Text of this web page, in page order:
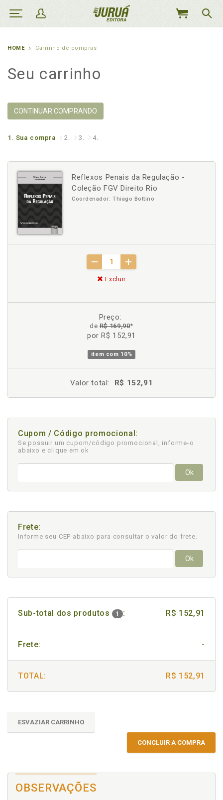
MEU
HOME Carrinho de compras
Seu carrinho
CONTINUAR COMPRANDO
1. Sua compra 2. 3. 4.
Reflexos Penais da Regulação -
Coleção FGV Direito Rio
Coordenador: Thiago Bottino
Excluir
Preço:
deR$ 169,90*
por R$ 152,91
item com 10%
Valor total: R$ 152,91
Cupom / Código promocional:
Se possuir um cupom/código promocional, informe-o
abaixo e clique em ok
Ok
Frete:
Informe seu CEP abaixo para consultar o valor do frete.
Ok
Sub-total dos produtos 1 : R$ 152,91
Frete: -
TOTAL: R$ 152,91
ESVAZIAR CARRINHO
CONCLUIR A COMPRA
OBSERVAÇÕES